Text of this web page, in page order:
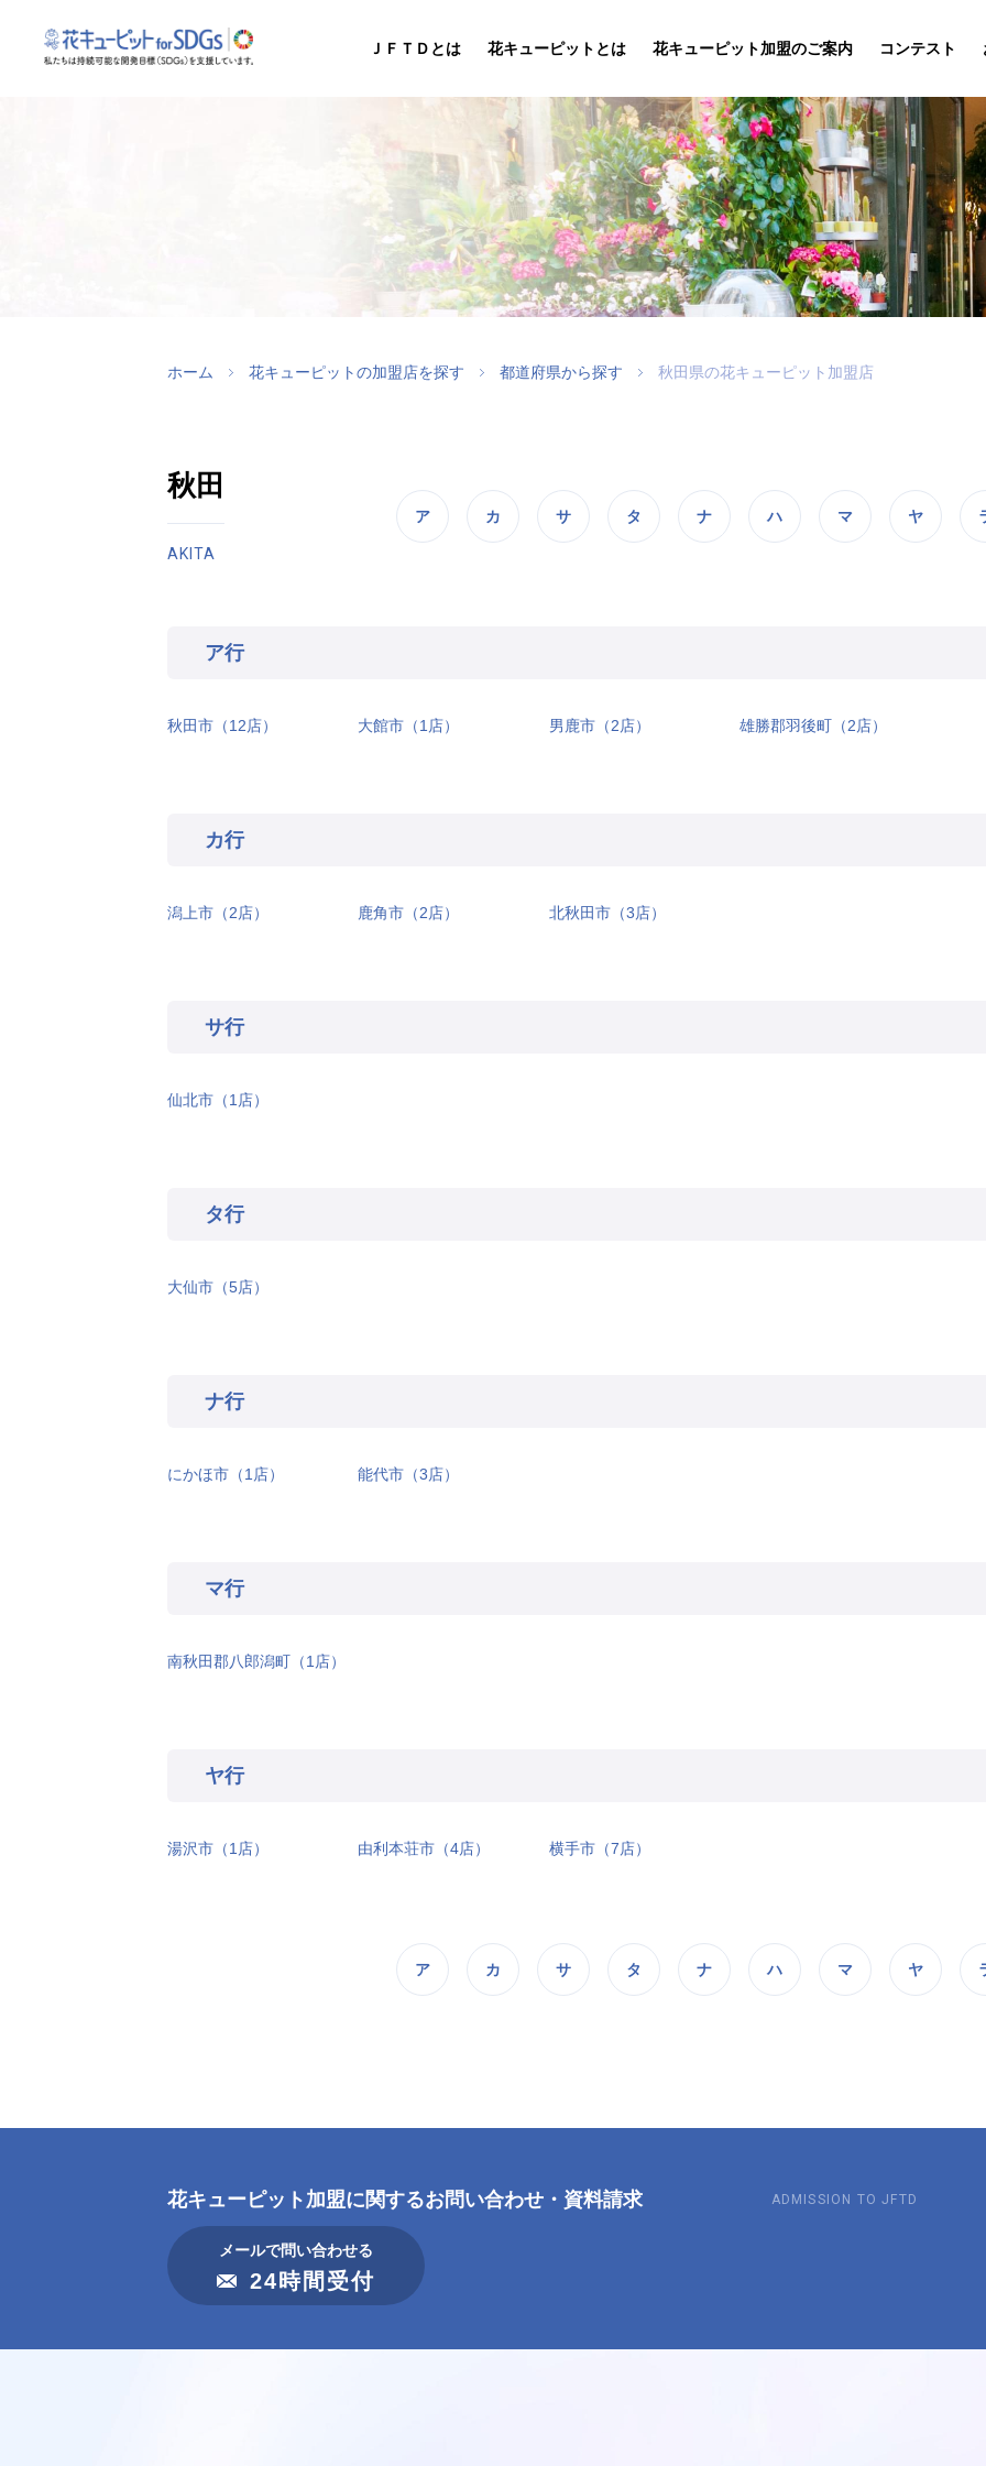
ＪＦＴＤとは 花キューピットとは 花キューピット加盟のご案内 コンテスト
ホーム 花キューピットの加盟店を探す 都道府県から探す 秋田県の花キューピット加盟店
秋田
AKITA
ア カ サ タ ナ ハ マ ヤ
ア行
秋田市（12店） 大館市（1店） 男鹿市（2店） 雄勝郡羽後町（2店）
カ行
潟上市（2店） 鹿角市（2店） 北秋田市（3店）
サ行
仙北市（1店）
タ行
大仙市（5店）
ナ行
にかほ市（1店） 能代市（3店）
マ行
南秋田郡八郎潟町（1店）
ヤ行
湯沢市（1店） 由利本荘市（4店） 横手市（7店）
ア カ サ タ ナ ハ マ ヤ
花キューピット加盟に関するお問い合わせ ・ 資料請求 ADMISSION TO JFTD
メールで問い合わせる
24時間受付